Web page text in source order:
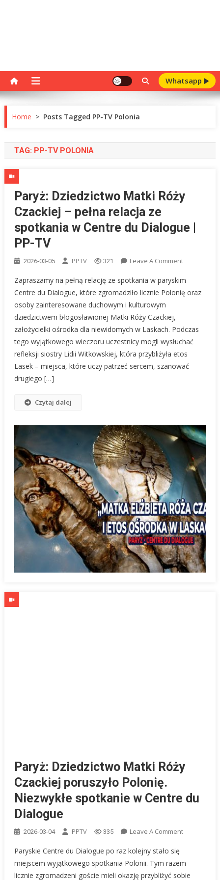
Whatsapp
Home > Posts Tagged PP-TV Polonia
TAG: PP-TV POLONIA
Paryż: Dziedzictwo Matki Róży
Czackiej – pełna relacja ze
spotkania w Centre du Dialogue |
PP-TV
2026-03-05 PPTV 321 Leave A CommentOn
Dziedzictwo
Matki
–
Pełna
Relacja
Ze
|
PP-
Zapraszamy na pełną relację ze spotkania w paryskim
Centre du Dialogue, które zgromadziło licznie Polonię oraz
osoby zainteresowane duchowym i kulturowym
dziedzictwem błogosławionej Matki Róży Czackiej,
założycielki ośrodka dla niewidomych w Laskach. Podczas
tego wyjątkowego wieczoru uczestnicy mogli wysłuchać
refleksji siostry Lidii Witkowskiej, która przybliżyła etos
Lasek – miejsca, które uczy patrzeć sercem, szanować
drugiego […]
Czytaj dalej
Paryż: Dziedzictwo Matki Róży
Czackiej poruszyło Polonię.
Niezwykłe spotkanie w Centre du
Dialogue
2026-03-04 PPTV 335 Leave A CommentOn
Matki
Róży
Paryskie Centre du Dialogue po raz kolejny stało się
miejscem wyjątkowego spotkania Polonii. Tym razem
licznie zgromadzeni goście mieli okazję przybliżyć sobie